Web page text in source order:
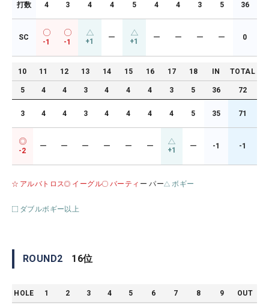
打数 4 3 4 4 5 4 4 3 5 36
SC
-1 -1 +1 ー +1 ー ー ー ー 0
10 11 12 13 14 15 16 17 18 IN TOTAL
5 4 4 3 4 4 4 3 5 36 72
3 4 4 3 4 4 4 4 5 35 71
-2
ー ー ー ー ー ー +1 ー -1 -1
アルバトロス イーグル バーティ ー パー ボギー
ダブルボギー以上
ROUND2 16位
HOLE 1 2 3 4 5 6 7 8 9 OUT